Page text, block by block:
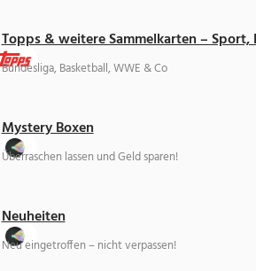
Topps & weitere Sammelkarten –
Bundesliga, Basketball, WWE & Co
Mystery Boxen
Überraschen lassen und Geld sparen!
Neuheiten
Neu eingetroffen – nicht verpassen!